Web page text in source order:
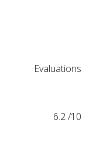
Evaluations
6.2/10